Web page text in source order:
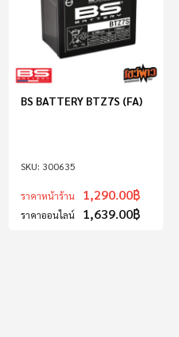
300635
BS BATTERY BTZ7S (FA)
ราคาหน้าร้าน 1,290.00฿
ราคาออนไลน์ 1,639.00฿